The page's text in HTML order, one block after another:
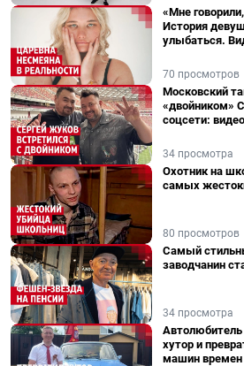
«Мне
История
улыбаться.
70 просмотров
Московский
«двойником»
соцсети: видео
34 просмотра
Охотник на
самых
80 просмотров
Самый
заводчанин
34 просмотра
Автолюбитель
хутор и
машин